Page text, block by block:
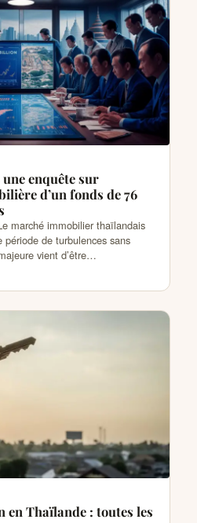
enquête sur
d’un fonds de 76
marché immobilier thaïlandais
de turbulences sans
vient d’être…
en Thaïlande : toutes les